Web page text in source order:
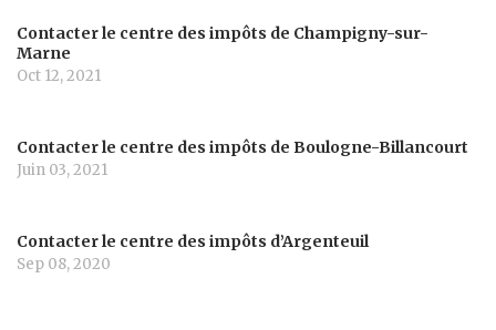
Contacter le centre des impôts de Champigny-sur-
Marne
Oct 12, 2021
Contacter le centre des impôts de Boulogne-Billancourt
Juin 03, 2021
Contacter le centre des impôts d’Argenteuil
Sep 08, 2020